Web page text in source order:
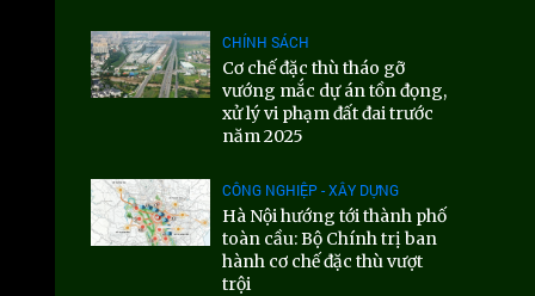
CHÍNH SÁCH
Cơ chế đặc thù tháo gỡ
vướng mắc dự án tồn đọng,
xử lý vi phạm đất đai trước
năm 2025
CÔNG NGHIỆP - XÂY DỰNG
Hà Nội hướng tới thành phố
toàn cầu: Bộ Chính trị ban
hành cơ chế đặc thù vượt
trội